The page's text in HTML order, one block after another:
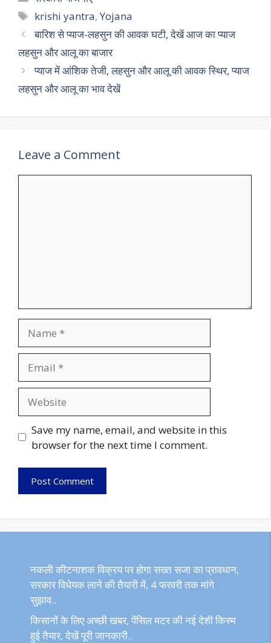
s
A
p
p
gr
a
m
b
o
o
k
er
Tags
krishi yantra,Yojana
बारिश से प्याज-लहसुन की आवक घटी, देखें आज का प्याज
लहसुन और आलू का बाजार
प्याज में आंशिक तेजी, लहसुन और आलू की आवक स्थिर, प्याज
लहसुन और आलू का भाव देखें
Leave a Comment
Save my name, email, and website in this
browser for the next time I comment.
नकली कीटनाशक विक्रय पर होगा सख्त सजा का प्रावधान,
सरकार विधेयक लाने की तैयारी में, 4 फरवरी तक मांगे
सुझाव..
किसानों के लिए अच्छी खबर, पेंसिल मटर की नई देशी किस्म
हुई तैयार, देखें पूरी जानकारी..